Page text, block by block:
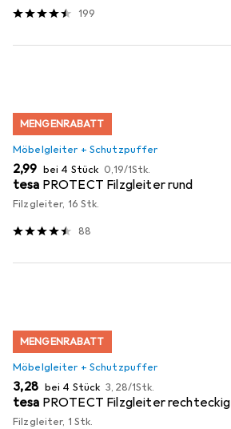
199
MENGENRABATT
Möbelgleiter + Schutzpuffer
EUR
2,99 bei 4 Stück EUR
0,19/1Stk.
tesa PROTECT Filzgleiter rund
Filzgleiter, 16 Stk.
88
MENGENRABATT
Möbelgleiter + Schutzpuffer
EUR
3,28 bei 4 Stück EUR
3,28/1Stk.
tesa PROTECT Filzgleiter rechteckig
Filzgleiter, 1 Stk.